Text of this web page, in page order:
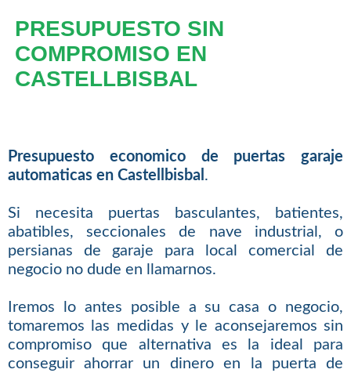
PRESUPUESTO SIN
COMPROMISO EN
CASTELLBISBAL
Presupuesto economico de puertas garaje
automaticas en Castellbisbal .
Si necesita puertas basculantes, batientes,
abatibles, seccionales de nave industrial, o
persianas de garaje para local comercial de
negocio no dude en llamarnos.
Iremos lo antes posible a su casa o negocio,
tomaremos las medidas y le aconsejaremos sin
compromiso que alternativa es la ideal para
conseguir ahorrar un dinero en la puerta de